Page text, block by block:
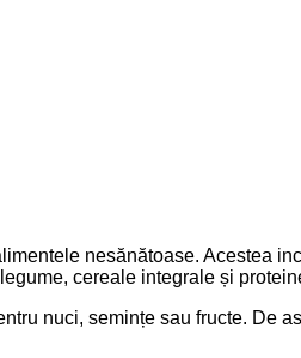
nesănătoase. Acestea
cereale integrale și
nuci, semințe sau fructe. De